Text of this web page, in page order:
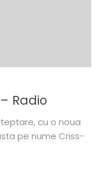
Radio
cu o noua
pe nume Criss-